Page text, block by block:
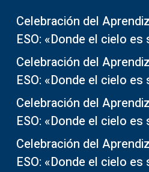
Celebración del
ESO: «Donde el cielo
Celebración del
ESO: «Donde el cielo
Celebración del
ESO: «Donde el cielo
Celebración del
ESO: «Donde el cielo